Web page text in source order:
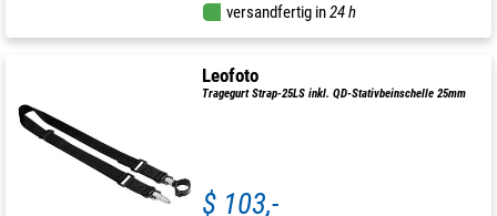
versandfertig in24 h
Leofoto
Tragegurt Strap-25LS inkl. QD-Stativbeinschelle 25mm
$ 103,-